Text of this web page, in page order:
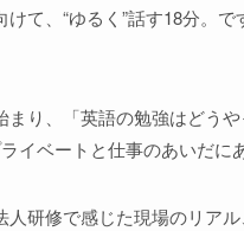
て、“ゆるく”話す18分。
り、「英語の勉強はどう
ベートと仕事のあいだに
研修で感じた現場のリア